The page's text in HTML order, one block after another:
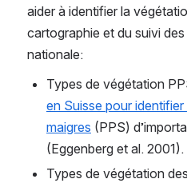
aider à identifier la
cartographie et du suivi
nationale:
Types de végétation
en Suisse pour
maigres (PPS)
(Eggenberg et al. 2001).
Types de végétation